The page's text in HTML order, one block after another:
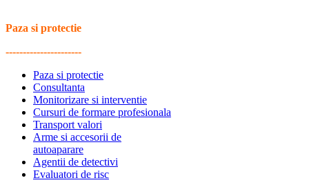
Paza si protectie
----------------------
Paza si protectie
Consultanta
Monitorizare si interventie
Cursuri de formare profesionala
Transport valori
Arme si accesorii de
autoaparare
Agentii de detectivi
Evaluatori de risc